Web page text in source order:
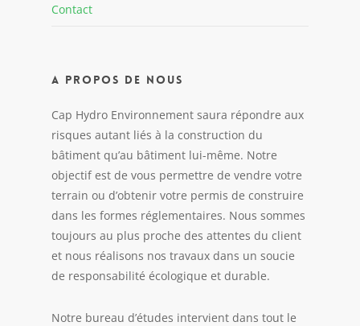
Contact
A propos de nous
Cap Hydro Environnement saura répondre aux
risques autant liés à la construction du
bâtiment qu’au bâtiment lui-même. Notre
objectif est de vous permettre de vendre votre
terrain ou d’obtenir votre permis de construire
dans les formes réglementaires. Nous sommes
toujours au plus proche des attentes du client
et nous réalisons nos travaux dans un soucie
de responsabilité écologique et durable.
Notre bureau d’études intervient dans tout le